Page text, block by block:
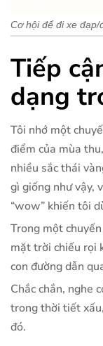
Cơ hội để đi xe
Tiếp
dạng
Tôi nhớ một
điểm của mùa
nhiều sắc thái
gì giống như vậy,
“wow” khiến tôi
Trong một
mặt trời chiếu rọi
con đường dẫn
Chắc chắn, nghe
trong thời tiết
đó.